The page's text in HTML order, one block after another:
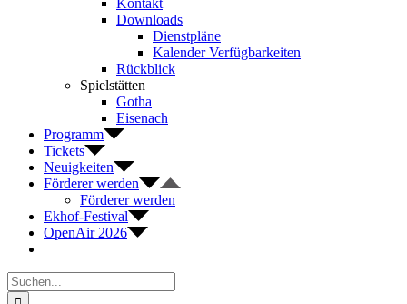
Kontakt
Downloads
Dienstpläne
Kalender Verfügbarkeiten
Rückblick
Spielstätten
Gotha
Eisenach
Programm
Tickets
Neuigkeiten
Förderer werden
Förderer werden
Ekhof-Festival
OpenAir 2026
Suche
nach: